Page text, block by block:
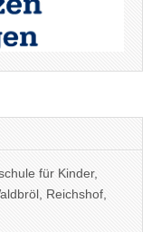
für Kinder,
Reichshof,